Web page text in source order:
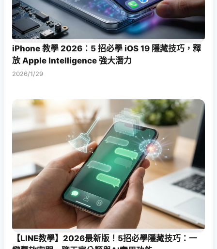
iPhone 教學 2026：5 招必學 iOS 19 隱藏技巧，釋
放 Apple Intelligence 強大潛力
2026/1/29
【LINE教學】2026最新版！5招必學隱藏技巧：一